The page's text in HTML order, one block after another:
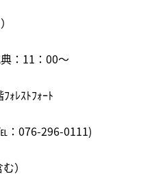
11：00～
ｫﾚｽﾄﾌｫｰﾄ
296-0111)
）